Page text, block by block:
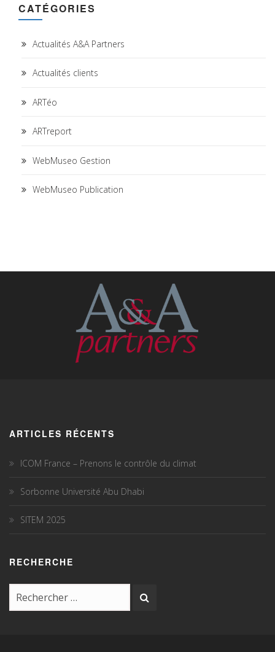
CATÉGORIES
Actualités A&A Partners
Actualités clients
ARTéo
ARTreport
WebMuseo Gestion
WebMuseo Publication
ARTICLES RÉCENTS
ICOM France – Prenons le contrôle du climat
Sorbonne Université Abu Dhabi
SITEM 2025
RECHERCHE